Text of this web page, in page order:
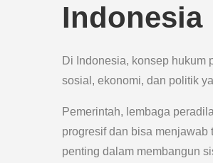
Indonesia
Di Indonesia, konsep hukum
sosial, ekonomi, dan politik
Pemerintah, lembaga
progresif dan bisa
penting dalam membangun